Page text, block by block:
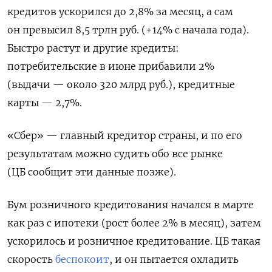
кредитов ускорился до 2,8% за месяц, а сам
он превысил 8,5 трлн руб. (+14% с начала года).
Быстро растут и другие кредиты:
потребительские в июне прибавили 2%
(выдачи — около 320 млрд руб.), кредитные
карты — 2,7%.
«Сбер» — главный кредитор страны, и по его
результатам можно судить обо все рынке
(ЦБ сообщит эти данные позже).
Бум розничного кредитования начался в марте
как раз с ипотеки (рост более 2% в месяц), затем
ускорилось и розничное кредитование. ЦБ такая
скорость беспокоит, и он пытается охладить